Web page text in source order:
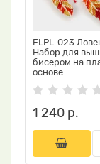
FLPL-023
Набор для
бисером на
основе
1 240 р.